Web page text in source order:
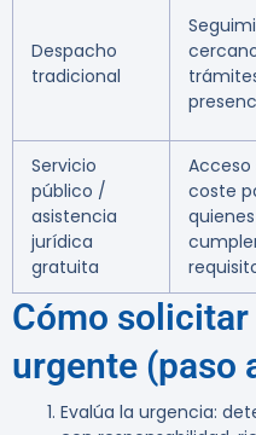
Despacho
tradicional
Servicio
público /
asistencia
jurídica
gratuita
Acceso
coste
quienes
Cómo solicitar
urgente (paso
Evalúa la urgencia: